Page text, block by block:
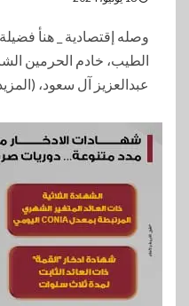
وصله إقتصادية _ هنأ
الطيب، خادم الحرمين
عبدالعزيز آل سعود،